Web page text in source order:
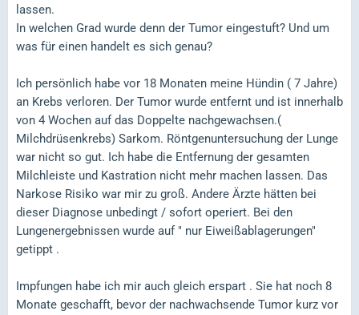
lassen.
In welchen Grad wurde denn der Tumor eingestuft? Und um
was für einen handelt es sich genau?
Ich persönlich habe vor 18 Monaten meine Hündin ( 7 Jahre)
an Krebs verloren. Der Tumor wurde entfernt und ist innerhalb
von 4 Wochen auf das Doppelte nachgewachsen.(
Milchdrüsenkrebs) Sarkom. Röntgenuntersuchung der Lunge
war nicht so gut. Ich habe die Entfernung der gesamten
Milchleiste und Kastration nicht mehr machen lassen. Das
Narkose Risiko war mir zu groß. Andere Ärzte hätten bei
dieser Diagnose unbedingt / sofort operiert. Bei den
Lungenergebnissen wurde auf " nur Eiweißablagerungen"
getippt .
Impfungen habe ich mir auch gleich erspart . Sie hat noch 8
Monate geschafft, bevor der nachwachsende Tumor kurz vor